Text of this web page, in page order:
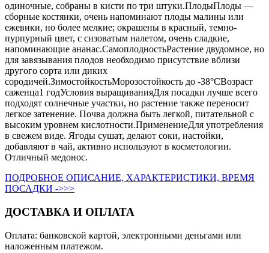
одиночные, собраны в кисти по три штуки.ПлодыПлоды —
сборные костянки, очень напоминают плоды малины или
ежевики, но более мелкие; окрашены в красный, темно-
пурпурный цвет, с сизоватым налетом, очень сладкие,
напоминающие ананас.СамоплодностьРастение двудомное, но
для завязывания плодов необходимо присутствие вблизи
другого сорта или диких
сородичей.ЗимостойкостьМорозостойкость до -38°CВозраст
саженца1 годУсловия выращиванияДля посадки лучше всего
подходят солнечные участки, но растение также переносит
легкое затенение. Почва должна быть легкой, питательной с
высоким уровнем кислотности.ПрименениеДля употребления
в свежем виде. Ягоды сушат, делают соки, настойки,
добавляют в чай, активно используют в косметологии.
Отличный медонос.
ПОДРОБНОЕ ОПИСАНИЕ, ХАРАКТЕРИСТИКИ, ВРЕМЯ
ПОСАДКИ ->>>
ДОСТАВКА И ОПЛАТА
Оплата: банковской картой, электронными деньгами или
наложенным платежом.